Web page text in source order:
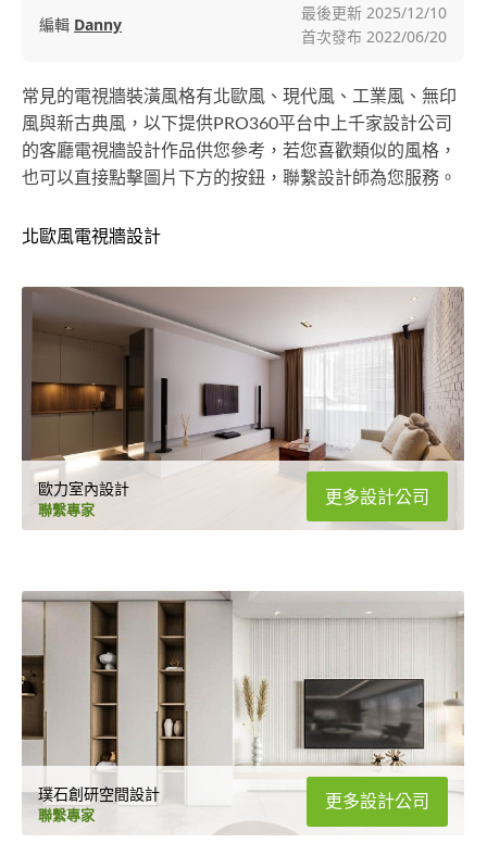
編輯 Danny
最後更新 2025/12/10
首次發布 2022/06/20
常見的電視牆裝潢風格有北歐風、現代風、工業風、無印
風與新古典風，以下提供PRO360平台中上千家設計公司
的客廳電視牆設計作品供您參考，若您喜歡類似的風格，
也可以直接點擊圖片下方的按鈕，聯繫設計師為您服務。
北歐風電視牆設計
歐力室內設計
聯繫專家
更多設計公司
璞石創研空間設計
聯繫專家
更多設計公司